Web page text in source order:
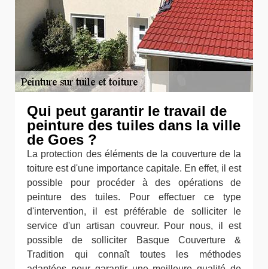
Qui peut garantir le travail de
peinture des tuiles dans la ville
de Goes ?
La protection des éléments de la couverture de la
toiture est d'une importance capitale. En effet, il est
possible pour procéder à des opérations de
peinture des tuiles. Pour effectuer ce type
d'intervention, il est préférable de solliciter le
service d'un artisan couvreur. Pour nous, il est
possible de solliciter Basque Couverture &
Tradition qui connaît toutes les méthodes